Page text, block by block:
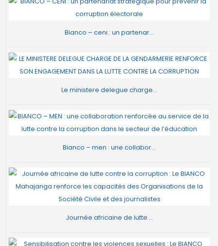
Bianco – ceni : un partenar...
Le ministere delegue charge...
Bianco – men : une collabor...
Journée africaine de lutte ...